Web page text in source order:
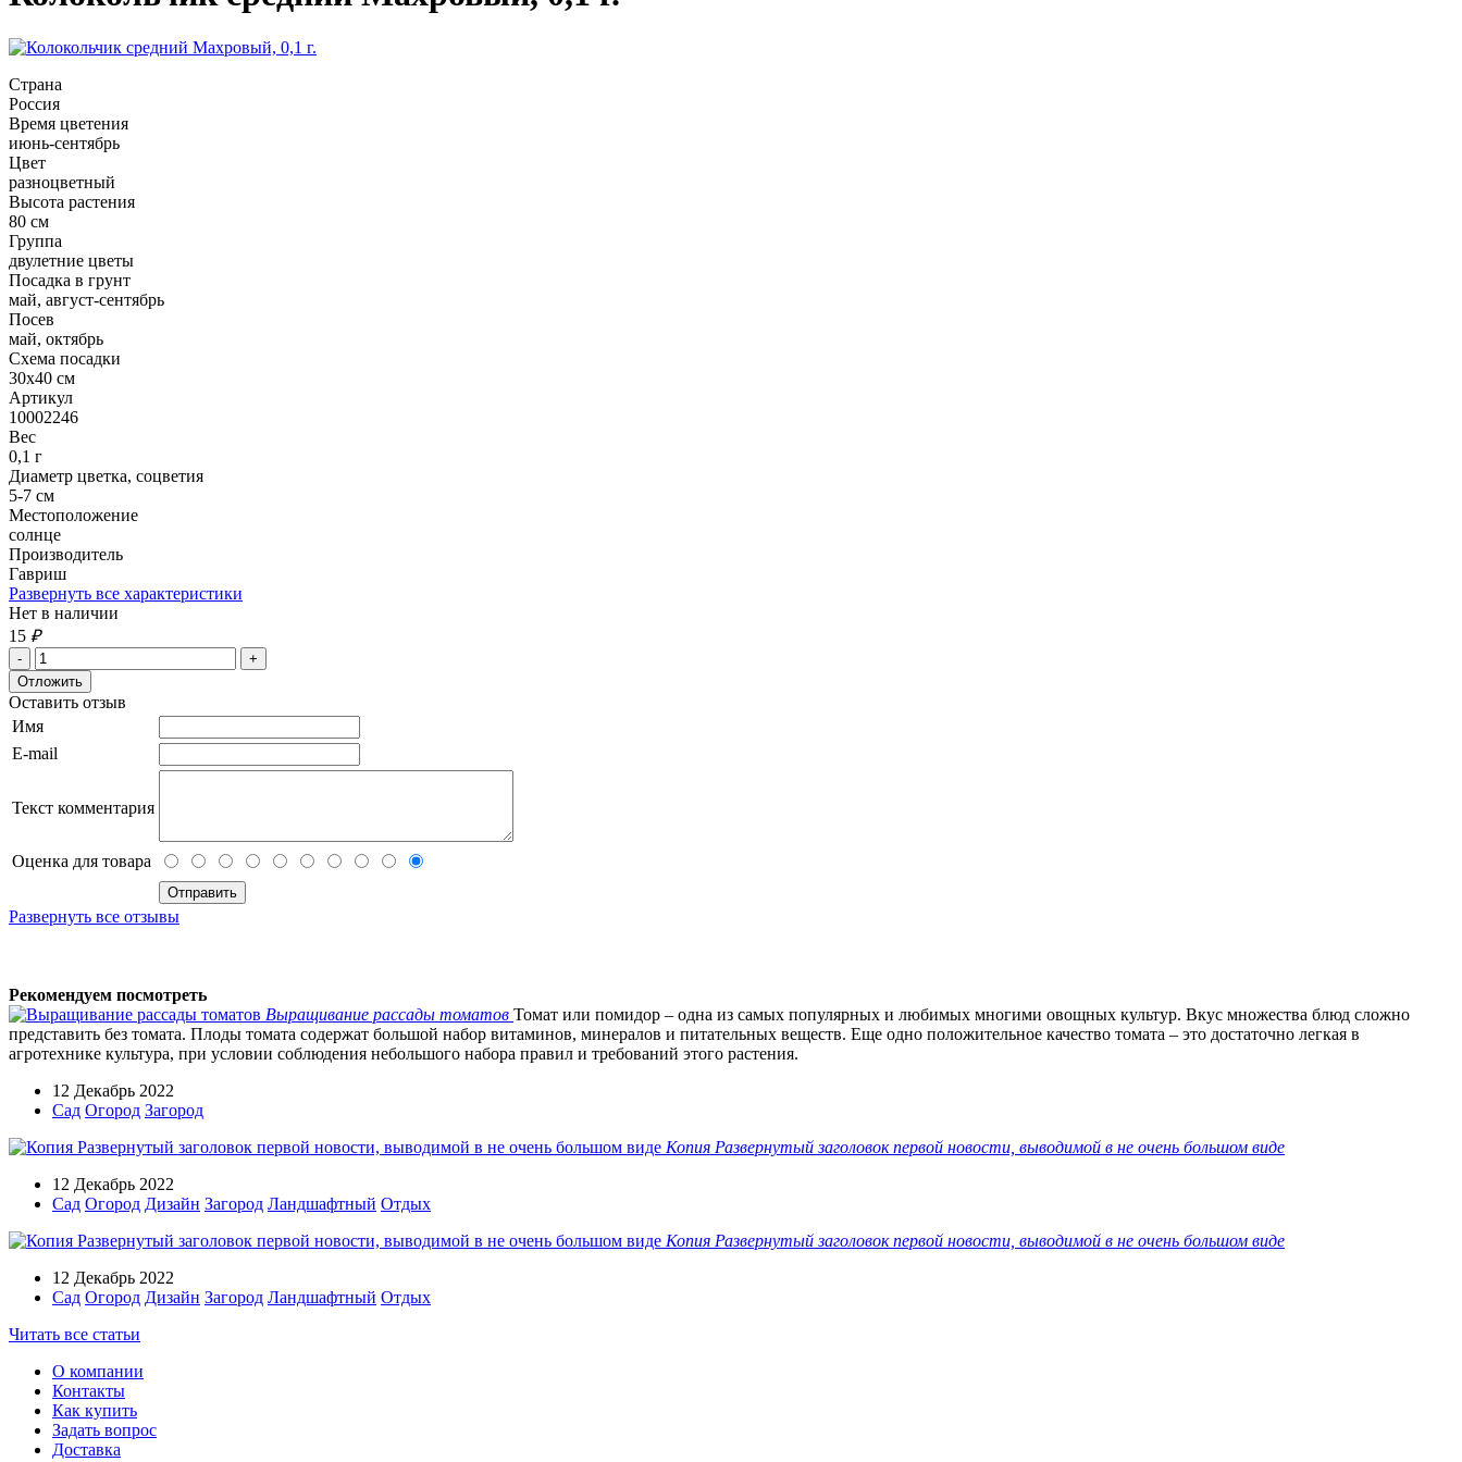
Страна
Россия
Время цветения
июнь-сентябрь
Цвет
разноцветный
Высота растения
80 см
Группа
двулетние цветы
Посадка в грунт
май, август-сентябрь
Посев
май, октябрь
Схема посадки
30х40 см
Артикул
10002246
Вес
0,1 г
Диаметр цветка, соцветия
5-7 см
Местоположение
солнце
Производитель
Гавриш
Развернуть все характеристики
Нет в наличии
15 ₽
Оставить отзыв
Имя
E-mail
Текст комментария
Оценка для товара
Развернуть все отзывы
Рекомендуем посмотреть
Выращивание рассады томатов Томат или помидор – одна из самых популярных и любимых многими овощных культур. Вкус множества блюд сложно
представить без томата. Плоды томата содержат большой набор витаминов, минералов и питательных веществ. Еще одно положительное качество томата – это достаточно легкая в
агротехнике культура, при условии соблюдения небольшого набора правил и требований этого растения.
12 Декабрь 2022
Сад Огород Загород
Копия Развернутый заголовок первой новости, выводимой в не очень большом виде
12 Декабрь 2022
Сад Огород Дизайн Загород Ландшафтный Отдых
Копия Развернутый заголовок первой новости, выводимой в не очень большом виде
12 Декабрь 2022
Сад Огород Дизайн Загород Ландшафтный Отдых
Читать все статьи
О компании
Контакты
Как купить
Задать вопрос
Доставка